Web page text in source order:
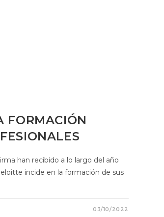
FORMACIÓN
han recibido a lo largo del año
incide en la formación de sus
03/10/2022